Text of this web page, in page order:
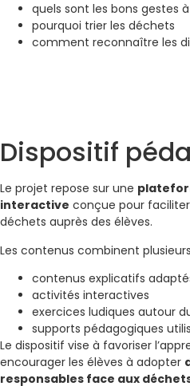
quels sont les bons gestes
pourquoi trier les déchets
comment reconnaître les
Dispositif
Le projet repose sur une
interactive conçue pour
déchets auprès des élèves.
Les contenus combinent
contenus explicatifs
activités interactives
exercices ludiques autour
supports pédagogiques
Le dispositif vise à favoriser
encourager les élèves à adopter
responsables face aux